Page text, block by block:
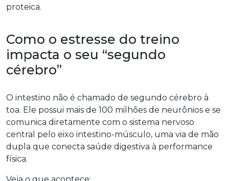
proteica.
Como o estresse do treino
impacta o seu “segundo
cérebro”
O intestino não é chamado de segundo cérebro à
toa. Ele possui mais de 100 milhões de neurônios e se
comunica diretamente com o sistema nervoso
central pelo eixo intestino-músculo, uma via de mão
dupla que conecta saúde digestiva à performance
física.
Veja o que acontece: